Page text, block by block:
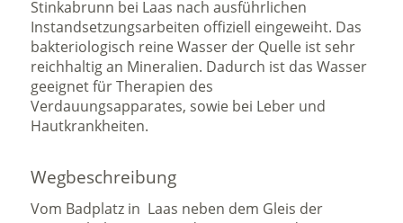
Stinkabrunn bei Laas nach ausführlichen
Instandsetzungsarbeiten offiziell eingeweiht. Das
bakteriologisch reine Wasser der Quelle ist sehr
reichhaltig an Mineralien. Dadurch ist das Wasser
geeignet für Therapien des
Verdauungsapparates, sowie bei Leber und
Hautkrankheiten.
Wegbeschreibung
Vom Badplatz in Laas neben dem Gleis der